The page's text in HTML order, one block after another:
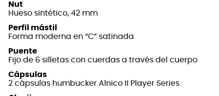
Nut
Hueso sintético, 42 mm
Perfil mástil
Forma moderna en “C” satinada
Puente
Fijo de 6 silletas con cuerdas a través del cuerpo
Cápsulas
2 cápsulas humbucker Alnico II Player Series